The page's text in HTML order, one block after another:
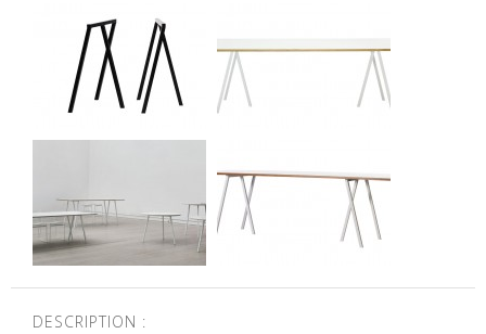
DESCRIPTION :